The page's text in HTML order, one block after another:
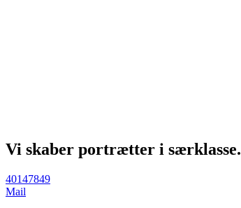
Vi skaber portrætter i særklasse.
40147849
Mail